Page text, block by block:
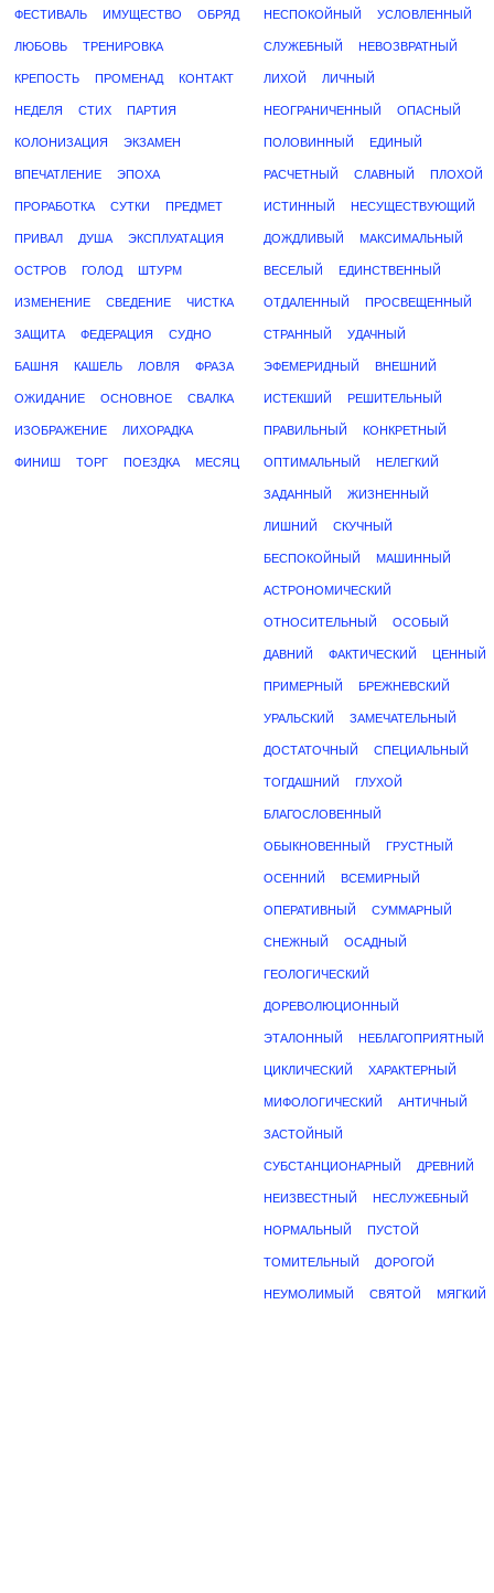
ФЕСТИВАЛЬ ИМУЩЕСТВО ОБРЯД
ЛЮБОВЬ ТРЕНИРОВКА
КРЕПОСТЬ ПРОМЕНАД КОНТАКТ
НЕДЕЛЯ СТИХ ПАРТИЯ
КОЛОНИЗАЦИЯ ЭКЗАМЕН
ВПЕЧАТЛЕНИЕ ЭПОХА
ПРОРАБОТКА СУТКИ ПРЕДМЕТ
ПРИВАЛ ДУША ЭКСПЛУАТАЦИЯ
ОСТРОВ ГОЛОД ШТУРМ
ИЗМЕНЕНИЕ СВЕДЕНИЕ ЧИСТКА
ЗАЩИТА ФЕДЕРАЦИЯ СУДНО
БАШНЯ КАШЕЛЬ ЛОВЛЯ ФРАЗА
ОЖИДАНИЕ ОСНОВНОЕ СВАЛКА
ИЗОБРАЖЕНИЕ ЛИХОРАДКА
ФИНИШ ТОРГ ПОЕЗДКА МЕСЯЦ
НЕСПОКОЙНЫЙ УСЛОВЛЕННЫЙ
СЛУЖЕБНЫЙ НЕВОЗВРАТНЫЙ
ЛИХОЙ ЛИЧНЫЙ
НЕОГРАНИЧЕННЫЙ ОПАСНЫЙ
ПОЛОВИННЫЙ ЕДИНЫЙ
РАСЧЕТНЫЙ СЛАВНЫЙ ПЛОХОЙ
ИСТИННЫЙ НЕСУЩЕСТВУЮЩИЙ
ДОЖДЛИВЫЙ МАКСИМАЛЬНЫЙ
ВЕСЕЛЫЙ ЕДИНСТВЕННЫЙ
ОТДАЛЕННЫЙ ПРОСВЕЩЕННЫЙ
СТРАННЫЙ УДАЧНЫЙ
ЭФЕМЕРИДНЫЙ ВНЕШНИЙ
ИСТЕКШИЙ РЕШИТЕЛЬНЫЙ
ПРАВИЛЬНЫЙ КОНКРЕТНЫЙ
ОПТИМАЛЬНЫЙ НЕЛЕГКИЙ
ЗАДАННЫЙ ЖИЗНЕННЫЙ
ЛИШНИЙ СКУЧНЫЙ
БЕСПОКОЙНЫЙ МАШИННЫЙ
АСТРОНОМИЧЕСКИЙ
ОТНОСИТЕЛЬНЫЙ ОСОБЫЙ
ДАВНИЙ ФАКТИЧЕСКИЙ ЦЕННЫЙ
ПРИМЕРНЫЙ БРЕЖНЕВСКИЙ
УРАЛЬСКИЙ ЗАМЕЧАТЕЛЬНЫЙ
ДОСТАТОЧНЫЙ СПЕЦИАЛЬНЫЙ
ТОГДАШНИЙ ГЛУХОЙ
БЛАГОСЛОВЕННЫЙ
ОБЫКНОВЕННЫЙ ГРУСТНЫЙ
ОСЕННИЙ ВСЕМИРНЫЙ
ОПЕРАТИВНЫЙ СУММАРНЫЙ
СНЕЖНЫЙ ОСАДНЫЙ
ГЕОЛОГИЧЕСКИЙ
ДОРЕВОЛЮЦИОННЫЙ
ЭТАЛОННЫЙ НЕБЛАГОПРИЯТНЫЙ
ЦИКЛИЧЕСКИЙ ХАРАКТЕРНЫЙ
МИФОЛОГИЧЕСКИЙ АНТИЧНЫЙ
ЗАСТОЙНЫЙ
СУБСТАНЦИОНАРНЫЙ ДРЕВНИЙ
НЕИЗВЕСТНЫЙ НЕСЛУЖЕБНЫЙ
НОРМАЛЬНЫЙ ПУСТОЙ
ТОМИТЕЛЬНЫЙ ДОРОГОЙ
НЕУМОЛИМЫЙ СВЯТОЙ МЯГКИЙ